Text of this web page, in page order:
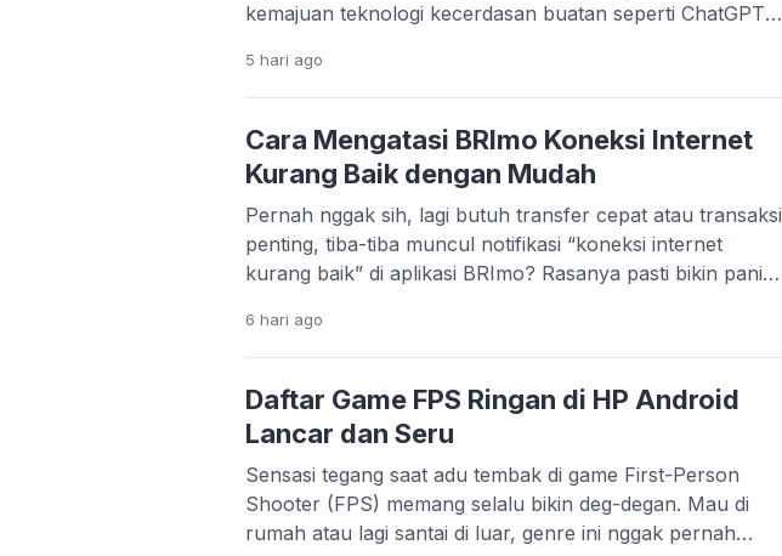
kemajuan teknologi kecerdasan buatan seperti ChatGPT,
tampilan foto jadi lebih estetik dan unik. Mulai dari efek
sinematik ala film, tampilan 3D yang modern, sampai gaya
anime yang lucu, semuanya bisa […]
5 hari ago
Cara Mengatasi BRImo Koneksi Internet
Kurang Baik dengan Mudah
Pernah nggak sih, lagi butuh transfer cepat atau transaksi
penting, tiba-tiba muncul notifikasi “koneksi internet
kurang baik” di aplikasi BRImo? Rasanya pasti bikin panik,
cukup sering dialami oleh nasabah Bank BRI. Tapi tenang,
penyebabnya nggak selalu karena server gangguan.
Justru, dalam banyak kasus, masalahnya berasal dari
pengaturan di […]
6 hari ago
Daftar Game FPS Ringan di HP Android
Lancar dan Seru
Sensasi tegang saat adu tembak di game First-Person
Shooter (FPS) memang selalu bikin deg-degan. Mau di
rumah atau lagi santai di luar, genre ini nggak pernah